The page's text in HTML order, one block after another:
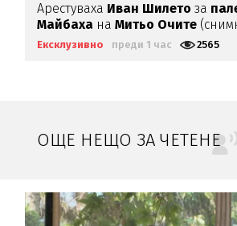
Арестуваха Иван Шилетоза
Майбаха наМитьо Очите
Ексклузивно преди 1 час 2565
ОЩЕ НЕЩО ЗА ЧЕТЕНЕ